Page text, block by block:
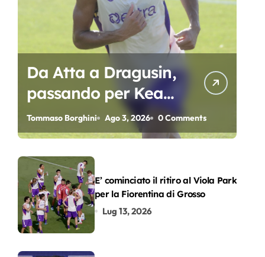
Da Atta a Dragusin,
passando per Kean
e Piccoli. A chi gli
oscar del
precampionato?
Tommaso Borghini Ago 3, 2026 0 Comments
E’ cominciato il ritiro al Viola Park
per la Fiorentina di Grosso
Lug 13, 2026